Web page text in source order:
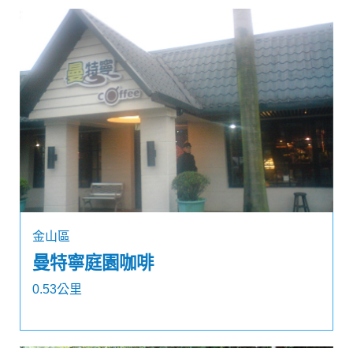
金山區
曼特寧庭園咖啡
0.53公里